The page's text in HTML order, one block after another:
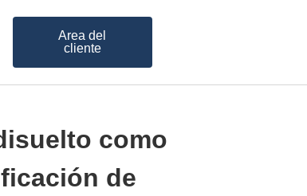
Area del
cliente
como
de